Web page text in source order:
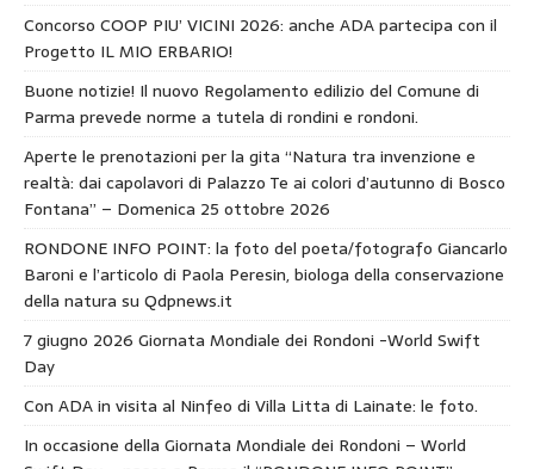
Concorso COOP PIU’ VICINI 2026: anche ADA partecipa con il
Progetto IL MIO ERBARIO!
Buone notizie! Il nuovo Regolamento edilizio del Comune di
Parma prevede norme a tutela di rondini e rondoni.
Aperte le prenotazioni per la gita “Natura tra invenzione e
realtà: dai capolavori di Palazzo Te ai colori d’autunno di Bosco
Fontana” – Domenica 25 ottobre 2026
RONDONE INFO POINT: la foto del poeta/fotografo Giancarlo
Baroni e l’articolo di Paola Peresin, biologa della conservazione
della natura su Qdpnews.it
7 giugno 2026 Giornata Mondiale dei Rondoni -World Swift
Day
Con ADA in visita al Ninfeo di Villa Litta di Lainate: le foto.
In occasione della Giornata Mondiale dei Rondoni – World